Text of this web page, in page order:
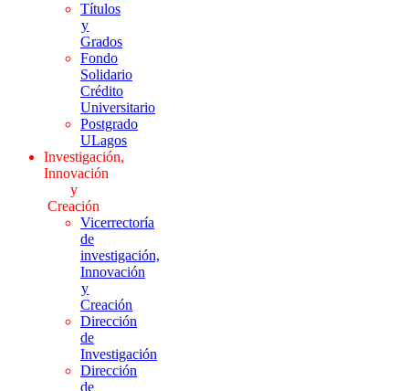
Títulos
y
Grados
Fondo
Solidario
Crédito
Universitario
Postgrado
ULagos
Investigación,
Innovación
y
Creación
Vicerrectoría
de
investigación,
Innovación
y
Creación
Dirección
de
Investigación
Dirección
de